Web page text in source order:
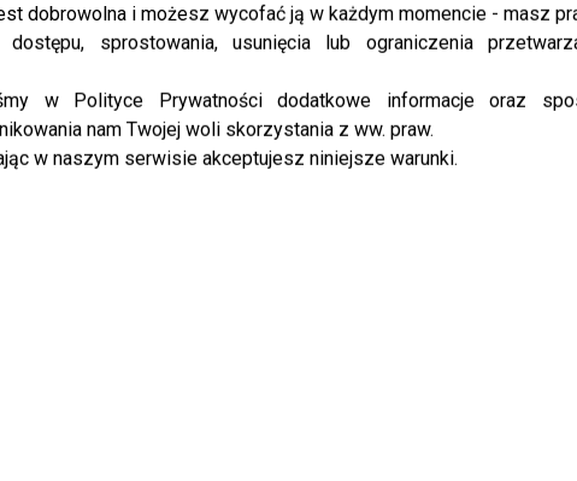
dobrowolna i możesz wycofać ją w każdym momencie - masz
dostępu, sprostowania, usunięcia lub ograniczenia
w Polityce Prywatności dodatkowe informacje oraz
nam Twojej woli skorzystania z ww. praw.
w naszym serwisie akceptujesz niniejsze warunki.